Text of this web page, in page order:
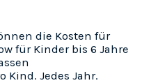
die Kosten für
für Kinder bis 6 Jahre
Kind. Jedes Jahr.